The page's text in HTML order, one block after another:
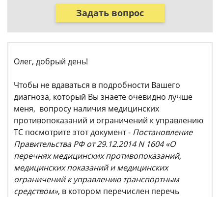
Задать вопрос
Олег, добрый день!
Чтобы не вдаваться в подробности Вашего
диагноза, который Вы знаете очевидно лучше
меня, вопросу наличия медицинских
противопоказаний и ограничений к управлению
ТС посмотрите этот документ - Постановление
Правительства РФ от 29.12.2014 N 1604«О
перечнях медицинских противопоказаний,
медицинских показаний и медицинских
ограничений к управлению транспортным
средством», в котором перечислен перечь